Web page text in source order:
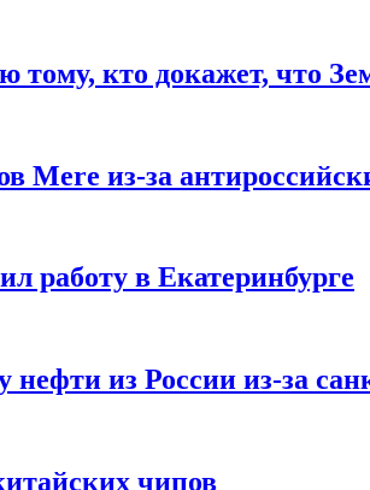
тому, кто докажет, что
Mere из-за
работу в Екатеринбурге
нефти из России из-за
чипов